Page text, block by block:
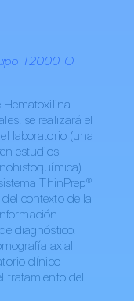
T2000 O
–
se realizará el
laboratorio (una
estudios
ThinPrep®
contexto de la
diagnóstico,
axial
clínico
tratamiento del